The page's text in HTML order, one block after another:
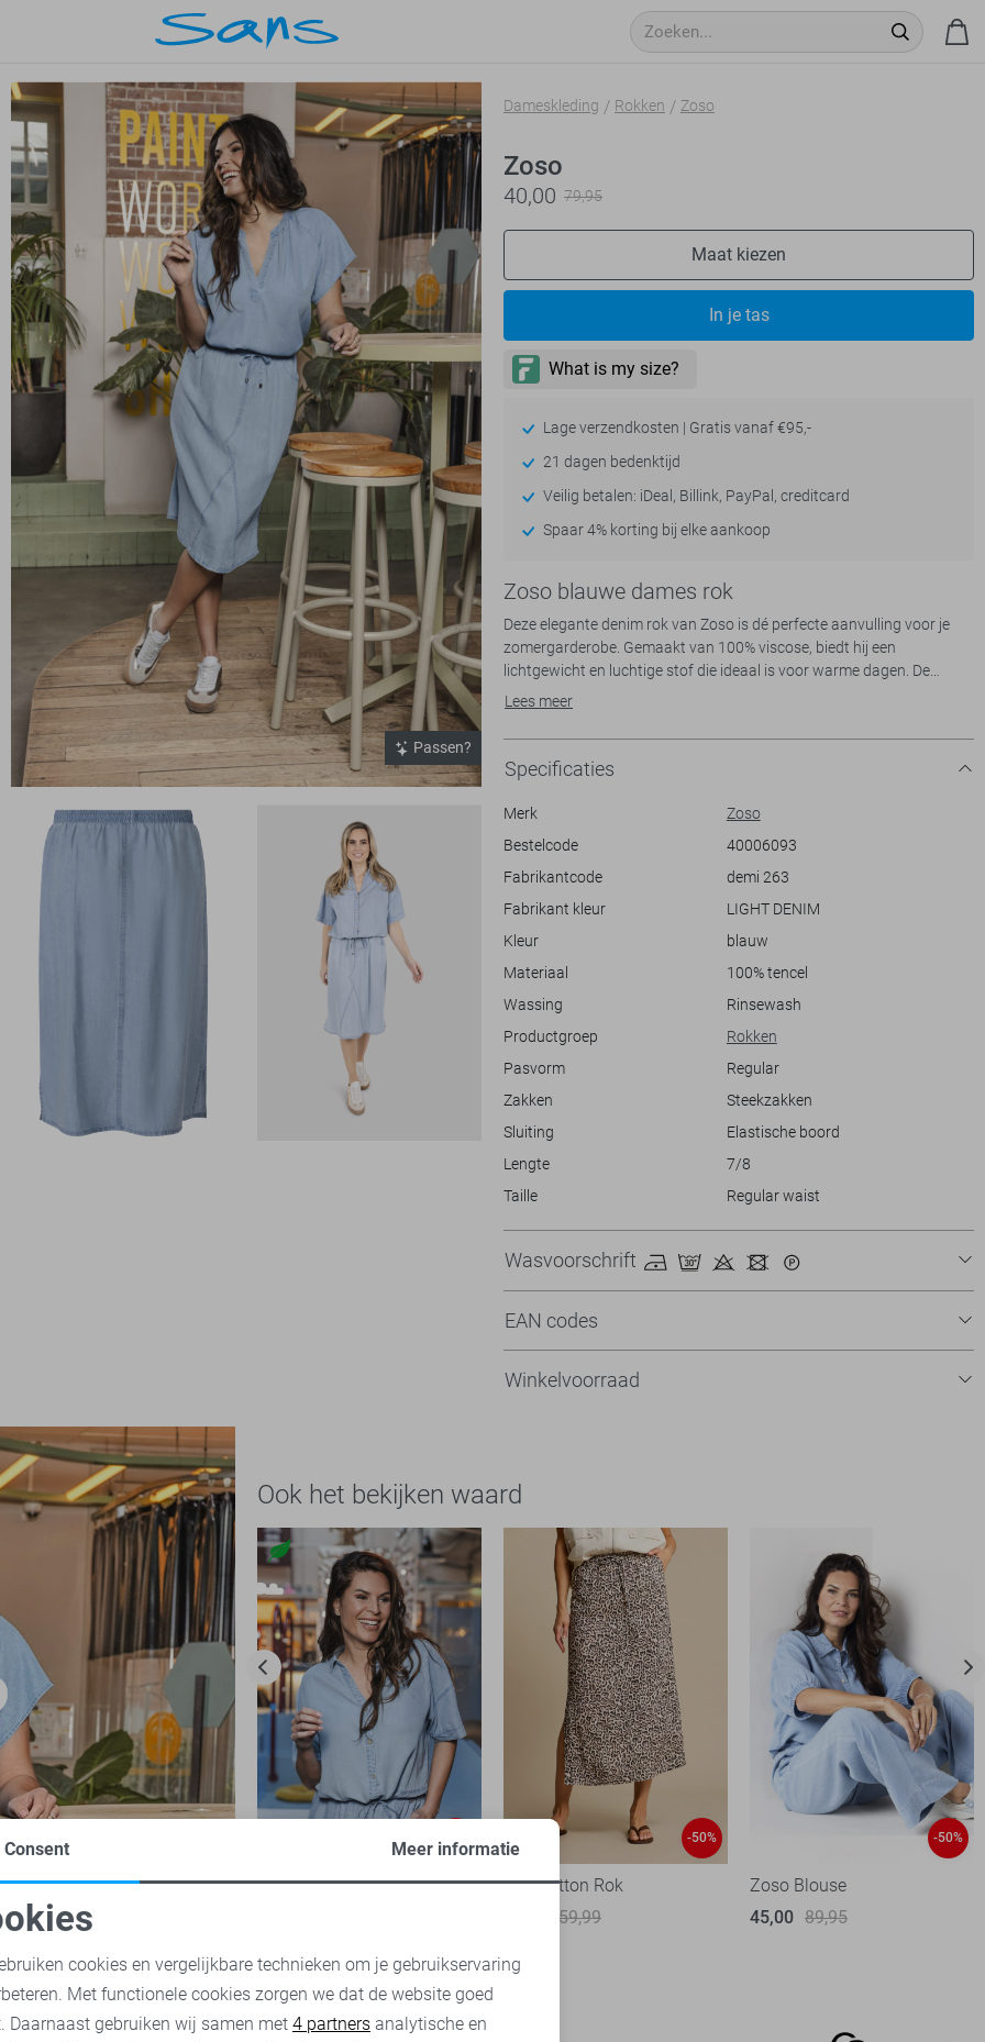
Passen?
Dameskleding Rokken Zoso
Zoso
40,00 79,95
Maat kiezen
In je tas
Lage verzendkosten | Gratis vanaf €95,-
21 dagen bedenktijd
Veilig betalen: iDeal, Billink, PayPal, creditcard
Spaar 4% korting bij elke aankoop
Zoso blauwe dames rok
Deze elegante denim rok van Zoso is dé perfecte aanvulling voor je
zomergarderobe. Gemaakt van 100% viscose, biedt hij een
lichtgewicht en luchtige stof die ideaal is voor warme dagen. De
stijlvolle light denim kleur in combinatie met de elastische boord zorgt
speels detail toevoegen aan het geheel. Met de handige steekzakken
heb je altijd je essentials bij de hand.
Dankzij de regular fit en 7/8E lengte is deze rok veelzijdig te
informele lunch met vrienden. Het regular waist design zorgt ervoor
dat deze rok zowel met een casual t-shirt als met een nette blouse
gedragen kan worden. Of je nu kiest voor sneakers of elegante
uitstraling. De rinsewash maakt de rok bijzonder geschikt voor
Meer informatie:
Lees meer
Specificaties
Merk
Zoso
Bestelcode
40006093
Fabrikantcode
demi 263
Fabrikant kleur
LIGHT DENIM
Kleur
blauw
Materiaal
100% tencel
Wassing
Rinsewash
Productgroep
Rokken
Pasvorm
Regular
Zakken
Steekzakken
Sluiting
Elastische boord
Lengte
7/8
Taille
Regular waist
Wasvoorschrift
EAN codes
Winkelvoorraad
Ook het bekijken waard
Zoso Blouse
-50%
Red Button Rok
59,99
-50%
Zoso Blouse
45,00 89,95
broeken Zoso vesten Vero Moda rokken Vila rokken
cookies
cookies Marketing cookies
Consent Meer informatie
cookies en vergelijkbare technieken om je gebruikservaring
Met functionele cookies zorgen we dat de website goed
Daarnaast gebruiken wij samen met 4 partners analytische en